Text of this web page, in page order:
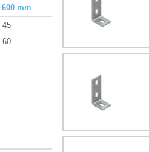
mm
45
60